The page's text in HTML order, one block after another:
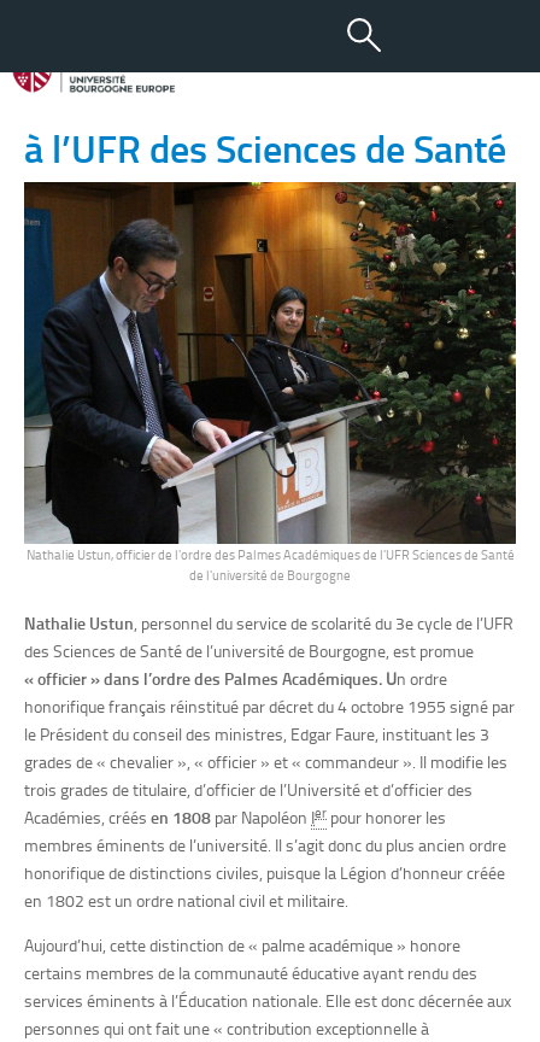
12 DÉC 2023
Nouvelle Palme Académique
à l’UFR des Sciences de Santé
Nathalie Ustun, officier de l'ordre des Palmes Académiques de l'UFR Sciences de Santé
de l'université de Bourgogne
Nathalie Ustun, personnel du service de scolarité du 3e cycle de l’UFR
des Sciences de Santé de l’université de Bourgogne, est promue
« officier » dans l’ordre des Palmes Académiques. Un ordre
honorifique français réinstitué par décret du4 octobre 1955 signé par
le Président du conseil des ministres, Edgar Faure, instituant les 3
grades de « chevalier », « officier » et « commandeur ». Il modifie les
trois grades de titulaire, d’officier de l’Université et d’officier des
Académies, créés en 1808 par Napoléon Ier pour honorer les
membres éminents de l’université. Il s’agit donc du plus ancien ordre
honorifique de distinctions civiles, puisque la Légion d’honneur créée
en 1802 est un ordre national civil et militaire.
Aujourd’hui, cette distinction de « palme académique » honore
certains membres de la communauté éducative ayant rendu des
services éminents à l’Éducation nationale. Elle est donc décernée aux
personnes qui ont fait une« contribution exceptionnelle à